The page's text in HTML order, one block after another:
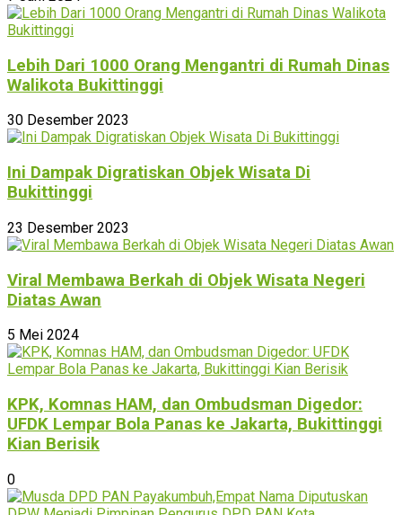
Lebih Dari 1000 Orang Mengantri di Rumah Dinas
Walikota Bukittinggi
30 Desember 2023
Ini Dampak Digratiskan Objek Wisata Di
Bukittinggi
23 Desember 2023
Viral Membawa Berkah di Objek Wisata Negeri
Diatas Awan
5 Mei 2024
KPK, Komnas HAM, dan Ombudsman Digedor:
UFDK Lempar Bola Panas ke Jakarta, Bukittinggi
Kian Berisik
0